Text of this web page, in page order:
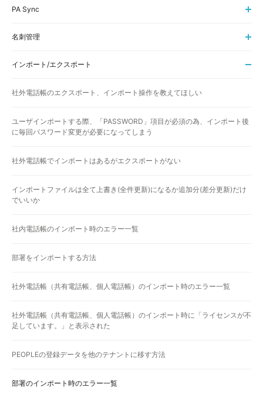
PA Sync
名刺管理
インポート/エクスポート
社外電話帳のエクスポート、インポート操作を教えてほしい
ユーザインポートする際、「PASSWORD」項目が必須の為、インポート後
に毎回パスワード変更が必要になってしまう
社外電話帳でインポートはあるがエクスポートがない
インポートファイルは全て上書き(全件更新)になるか追加分(差分更新)だけ
でいいか
社内電話帳のインポート時のエラー一覧
部署をインポートする方法
社外電話帳（共有電話帳、個人電話帳）のインポート時のエラー一覧
社外電話帳（共有電話帳、個人電話帳）のインポート時に「ライセンスが不
足しています。」と表示された
PEOPLEの登録データを他のテナントに移す方法
部署のインポート時のエラー一覧